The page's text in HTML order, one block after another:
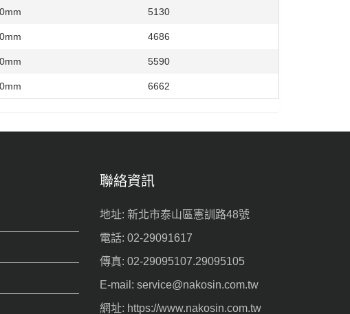
5130
4686
5590
6662
聯絡資訊
地址: 新北市泰山區憲訓路48號
電話: 02-29091617
傳真: 02-29095107.29095105
E-mail: service@nakosin.com.tw
網址: https://www.nakosin.com.tw